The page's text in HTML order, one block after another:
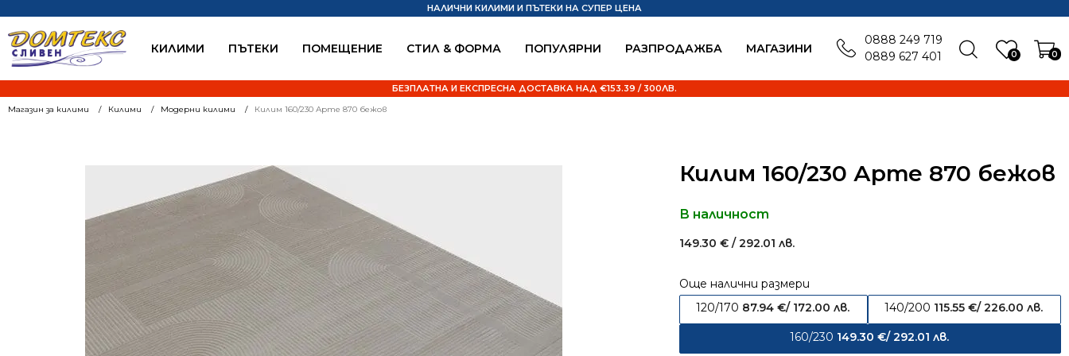
КИЛИМИ ПЪТЕКИ ПОМЕЩЕНИЕ СТИЛ & ФОРМА ПОПУЛЯРНИ РАЗПРОДАЖБА MАГАЗИНИ 0 0
НАЛИЧНИ КИЛИМИ И ПЪТЕКИ НА СУПЕР ЦЕНА
БЕЗПЛАТНА И ЕКСПРЕСНА ДОСТАВКА НАД €153.39 / 300ЛВ.
0888 249 719
0889 627 401
Магазин за килими Килими Модерни килими Килим 160/230 Арте 870 бежов
Килим 160/230 Арте 870 бежов
В наличност
149.30€ / 292.01 лв.
Още налични размери
120/170 87.94 €/ 172.00 лв. 140/200 115.55 €/ 226.00 лв.
160/230 149.30 €/ 292.01 лв.